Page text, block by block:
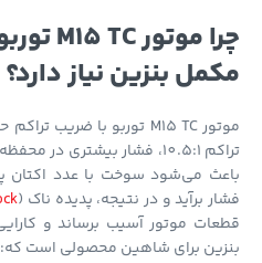
بنزین نیاز دارد؟
تراکم 10.5:1، فشار بیشتری در
می‌شود سوخت با عدد اکتان پایین
برآید و در نتیجه، پدیده ناک ( Knock
)
موتور آسیب برساند و کارایی
برای شاهین محصولی است که: